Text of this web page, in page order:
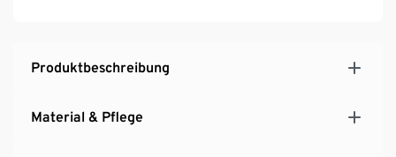
Produktbeschreibung
Material & Pflege